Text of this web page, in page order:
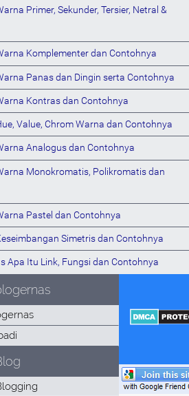
Primer, Sekunder, Tersier, Netral &
Komplementer dan Contohnya
Panas dan Dingin serta Contohnya
Kontras dan Contohnya
Value, Chrom Warna dan Contohnya
Analogus dan Contohnya
Monokromatis, Polikromatis dan
Pastel dan Contohnya
Simetris dan Contohnya
Apa Itu Link, Fungsi dan Contohnya